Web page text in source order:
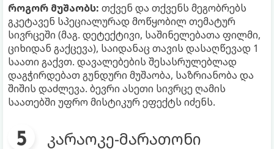
როგორ მუშაობს: თქვენ და თქვენს მეგობრებს
გკეტავენ სპეციალურად მოწყობილ თემატურ
სივრცეში (მაგ. დეტექტივი, საშინელებათა ფილმი,
ციხიდან გაქცევა), საიდანაც თავის დასაღწევად 1
საათი გაქვთ. დავალებების შესასრულებლად
დაგჭირდებათ გუნდური მუშაობა, საზრიანობა და
შიშის დაძლევა. ბევრი ასეთი სივრცე ღამის
საათებში უფრო მისტიკურ ეფექტს იძენს.
კარაოკე-მარათონი